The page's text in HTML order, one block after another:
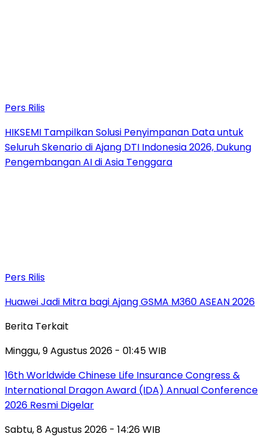
Pers Rilis
HIKSEMI Tampilkan Solusi Penyimpanan Data untuk
Seluruh Skenario di Ajang DTI Indonesia 2026, Dukung
Pengembangan AI di Asia Tenggara
Pers Rilis
Huawei Jadi Mitra bagi Ajang GSMA M360 ASEAN 2026
Berita Terkait
Minggu, 9 Agustus 2026 - 01:45 WIB
16th Worldwide Chinese Life Insurance Congress &
International Dragon Award (IDA) Annual Conference
2026 Resmi Digelar
Sabtu, 8 Agustus 2026 - 14:26 WIB